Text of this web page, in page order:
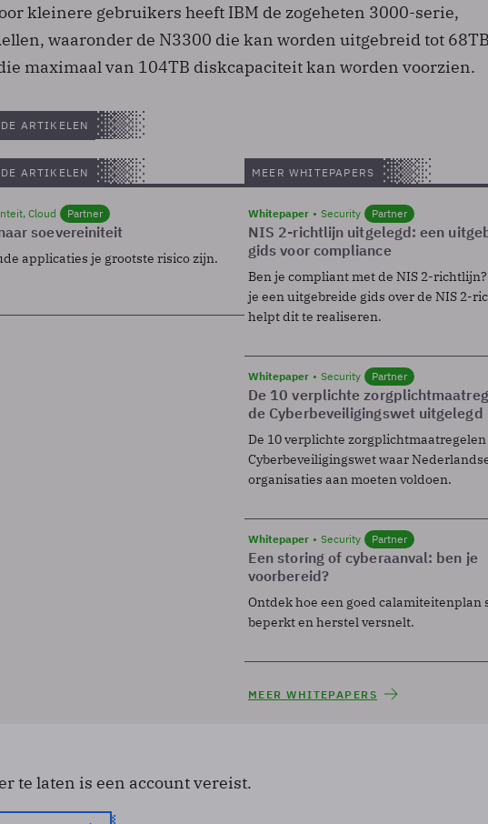
kleinere gebruikers heeft IBM de zogeheten 3000-serie,
waaronder de N3300 die kan worden uitgebreid tot
maximaal van 104TB diskcapaciteit kan worden voorzien.
ARTIKELEN
ARTIKELEN
Cloud Partner
soevereiniteit
applicaties je grootste risico zijn.
MEER WHITEPAPERS
Whitepaper Security Partner
NIS 2-richtlijn uitgelegd: een
gids voor compliance
Ben je compliant met de NIS 2-
je een uitgebreide gids over de NIS 2-
helpt dit te realiseren.
Whitepaper Security Partner
De 10 verplichte
de Cyberbeveiligingswet uitgelegd
De 10 verplichte zorgplichtmaatregelen
Cyberbeveiligingswet waar
organisaties aan moeten voldoen.
Whitepaper Security Partner
Een storing of cyberaanval: ben je
voorbereid?
Ontdek hoe een goed calamiteitenplan
beperkt en herstel versnelt.
MEER WHITEPAPERS
te laten is een account vereist.